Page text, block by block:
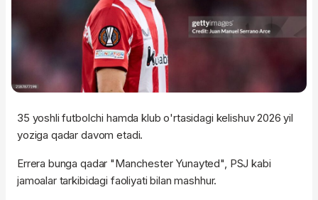
35 yoshli futbolchi hamda klub o'rtasidagi kelishuv 2026 yil
yoziga qadar davom etadi.
Errera bunga qadar "Manchester Yunayted", PSJ kabi
jamoalar tarkibidagi faoliyati bilan mashhur.